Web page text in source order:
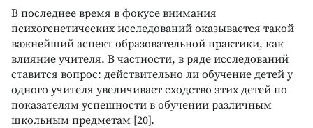
В последнее время в фокусе внимания
психогенетических исследований оказывается такой
важнейший аспект образовательной практики, как
влияние учителя. В частности, в ряде исследований
ставится вопрос: действительно ли обучение детей у
одного учителя увеличивает сходство этих детей по
показателям успешности в обучении различным
школьным предметам [20].